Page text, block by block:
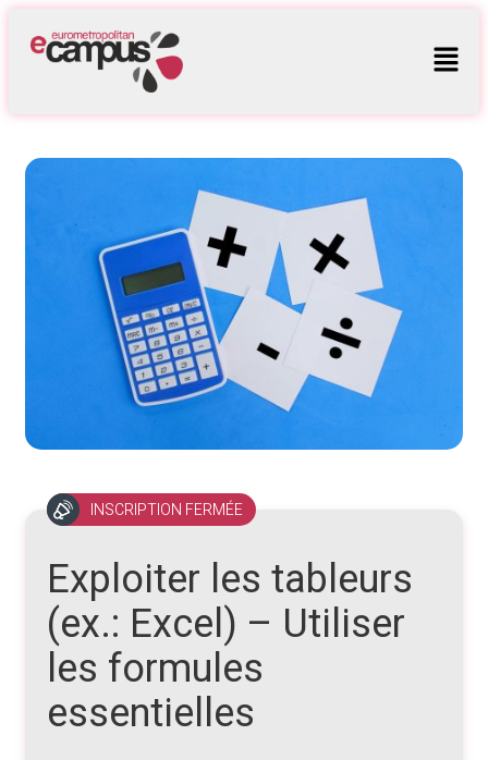
INSCRIPTION FERMÉE
Exploiter les tableurs
(ex.: Excel) – Utiliser
les formules
essentielles